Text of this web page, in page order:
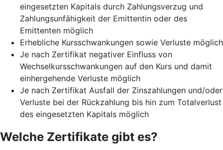
eingesetzten Kapitals durch Zahlungsverzug und
Zahlungsunfähigkeit der Emittentin oder des
Emittenten möglich
Erhebliche Kursschwankungen sowie Verluste möglich
Je nach Zertifikat negativer Einfluss von
Wechselkursschwankungen auf den Kurs und damit
einhergehende Verluste möglich
Je nach Zertifikat Ausfall der Zinszahlungen und/oder
Verluste bei der Rückzahlung bis hin zum Totalverlust
des eingesetzten Kapitals möglich
Welche Zertifikate gibt es?